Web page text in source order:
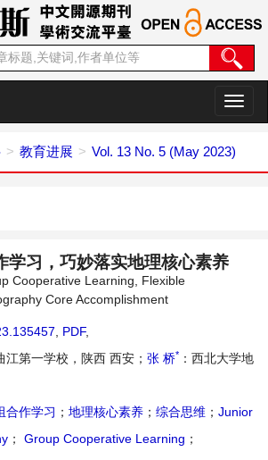
切
换
航
教育进展 Vol. 13 No. 5 (May 2023)
学习，巧妙落实地理核心素养
Cooperative Learning, Flexible
Core Accomplishment
PDF,
江第一学校，陕西 西安； 张 桥* ：西北大学地
合作学习 ； 地理核心素养 ； 综合思维 ； Junior
； Group Cooperative Learning ；